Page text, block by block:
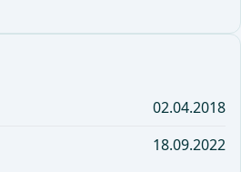
02.04.2018
18.09.2022